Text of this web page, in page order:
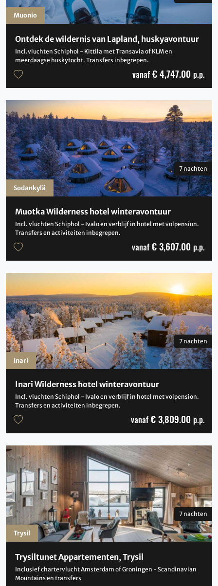
Ontdek de wildernis van Lapland, huskyavontuur
Incl.vluchten Schiphol - Kittila met Transavia of KLM en
meerdaagse huskytocht. Transfers inbegrepen.
vanaf € 4,747.00 p.p.
Muonio
Muotka Wilderness hotel winteravontuur
Incl. vluchten Schiphol - Ivalo en verblijf in hotel met volpension.
Transfers en activiteiten inbegrepen.
7 nachten
vanaf € 3,607.00 p.p.
Sodankylä
Inari Wilderness hotel winteravontuur
Incl. vluchten Schiphol - Ivalo en verblijf in hotel met volpension.
Transfers en activiteiten inbegrepen.
7 nachten
vanaf € 3,809.00 p.p.
Inari
Trysiltunet Appartementen, Trysil
Inclusief chartervlucht Amsterdam of Groningen - Scandinavian
Mountains en transfers
7 nachten
Trysil